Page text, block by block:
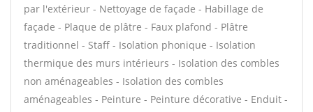
par l'extérieur - Nettoyage de façade - Habillage de
façade - Plaque de plâtre - Faux plafond - Plâtre
traditionnel - Staff - Isolation phonique - Isolation
thermique des murs intérieurs - Isolation des combles
non aménageables - Isolation des combles
aménageables - Peinture - Peinture décorative - Enduit -